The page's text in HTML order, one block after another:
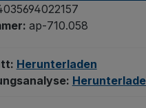
ap-710.058
Herunterladen